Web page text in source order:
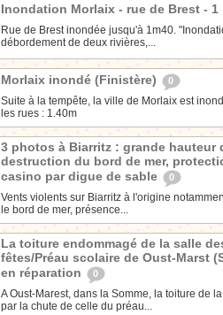
Inondation Morlaix - rue de Brest - 1
Rue de Brest inondée jusqu'à 1m40.
débordement de deux rivières,...
Morlaix inondé (Finistère) 0
Suite à la tempête, la ville de Morlaix est
les rues : 1.40m
3 photos à Biarritz : grande hauteur
destruction du bord de mer,
casino par digue de sable
0
Vents violents sur Biarritz à l'origine
le bord de mer, présence...
La toiture endommagé de la salle
fêtes/Préau scolaire de Oust-Marst
en réparation
0
A Oust-Marest, dans la Somme, la toiture de
par la chute de celle du préau...